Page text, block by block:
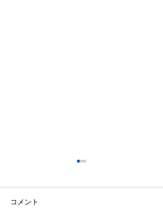
2026/08/27～2026/09/02
コメント